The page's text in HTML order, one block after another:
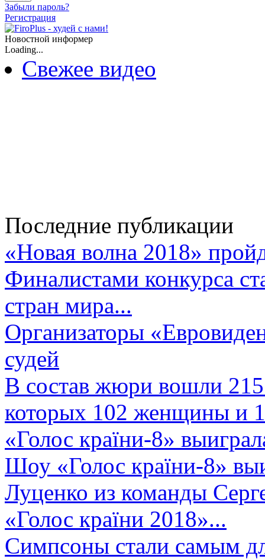
Забыли пароль?
Регистрация
Новостной информер
Loading...
Свежее видео
Последние публикации
«Новая волна 2018»
Финалистами конкурса
стран мира...
Организаторы
судей
В состав жюри вошли 215
которых 102 женщины и
«Голос країни-8»
Шоу «Голос країни-8»
Луценко из команды
«Голос країни 2018»...
Симпсоны стали самым